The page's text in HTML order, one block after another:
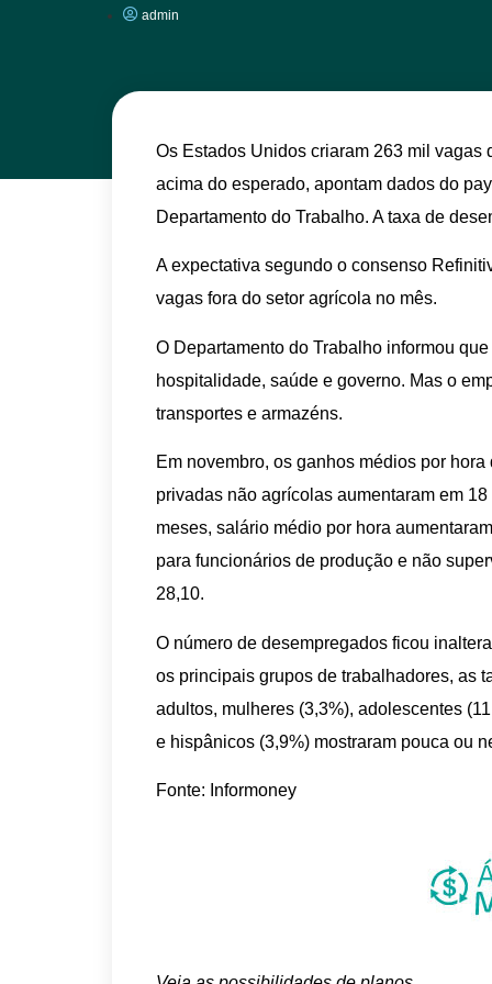
admin
Os Estados Unidos criaram 263 mil vagas
acima do esperado, apontam dados do
Departamento do Trabalho. A taxa de
A expectativa segundo o consenso
vagas fora do setor agrícola no mês.
O Departamento do Trabalho informou
hospitalidade, saúde e governo. Mas o
transportes e armazéns.
Em novembro, os ganhos médios por
privadas não agrícolas aumentaram em
meses, salário médio por hora
para funcionários de produção e não
28,10.
O número de desempregados ficou
os principais grupos de trabalhadores, as
adultos, mulheres (3,3%), adolescentes
e hispânicos (3,9%) mostraram pouca ou
Fonte: Informoney